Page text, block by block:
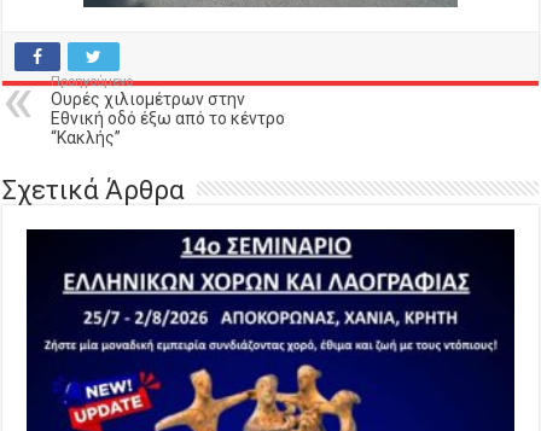
Προηγούμενο
Ουρές χιλιομέτρων στην
Eθνική οδό έξω από το κέντρο
“Κακλής”
Σχετικά Άρθρα